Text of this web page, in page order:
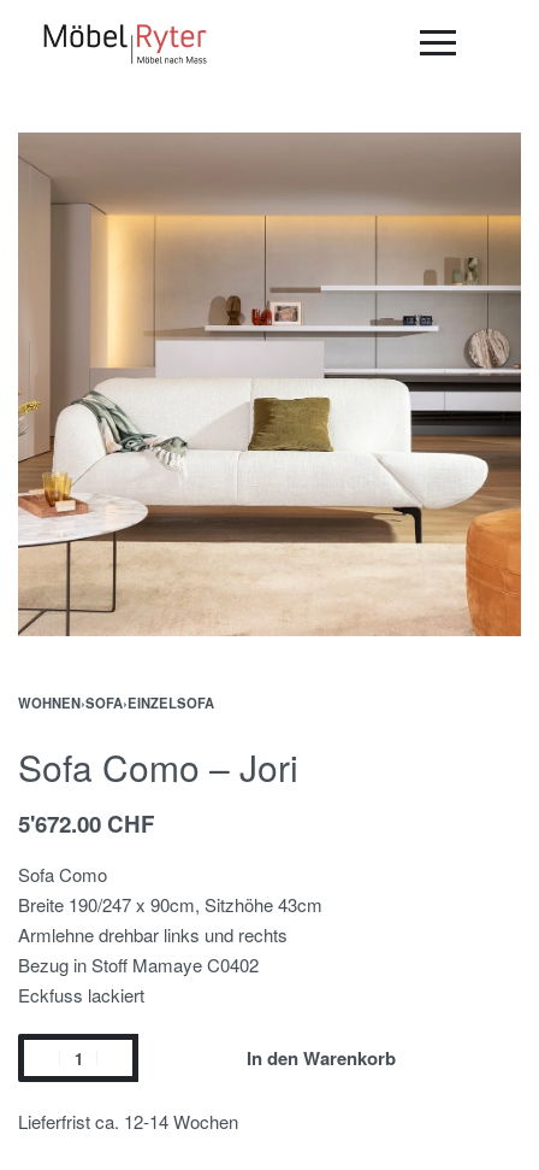
WOHNEN›SOFA›EINZELSOFA
Sofa Como – Jori
5'672.00 CHF
Sofa Como
Breite 190/247 x 90cm, Sitzhöhe 43cm
Armlehne drehbar links und rechts
Bezug in Stoff Mamaye C0402
Eckfuss lackiert
In den Warenkorb
Lieferfrist ca. 12-14 Wochen